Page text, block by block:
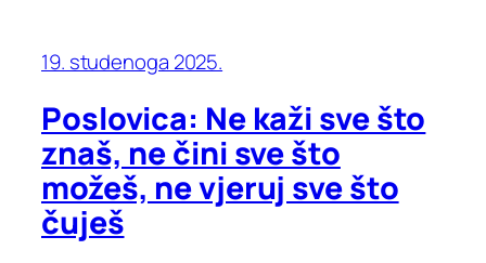
19. studenoga 2025.
Poslovica: Ne kaži sve što
znaš, ne čini sve što
možeš, ne vjeruj sve što
čuješ